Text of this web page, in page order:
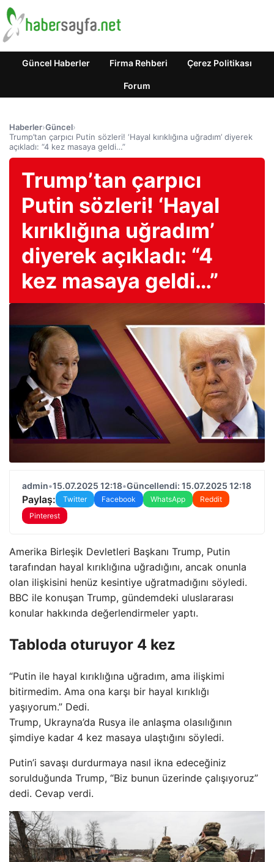
Güncel Haberler Firma Rehberi Çerez Politikası
Forum
Haberler›Güncel›
Trump’tan çarpıcı Putin sözleri! ‘Hayal kırıklığına uğradım’ diyerek
açıkladı: “4 kez masaya geldi…”
Trump’tan çarpıcı
Putin sözleri! ‘Hayal
kırıklığına uğradım’
diyerek açıkladı: “4
kez masaya geldi…”
admin•15.07.2025 12:18•Güncellendi: 15.07.2025 12:18
Paylaş: Twitter Facebook WhatsApp
Reddit
Pinterest
Amerika Birleşik Devletleri Başkanı Trump, Putin
tarafından hayal kırıklığına uğradığını, ancak onunla
olan ilişkisini henüz kesintiye uğratmadığını söyledi.
BBC ile konuşan Trump, gündemdeki uluslararası
konular hakkında değerlendirmeler yaptı.
Tabloda oturuyor 4 kez
“Putin ile hayal kırıklığına uğradım, ama ilişkimi
bitirmedim. Ama ona karşı bir hayal kırıklığı
yaşıyorum.” Dedi.
Trump, Ukrayna’da Rusya ile anlaşma olasılığının
şimdiye kadar 4 kez masaya ulaştığını söyledi.
Putin’i savaşı durdurmaya nasıl ikna edeceğiniz
sorulduğunda Trump, “Biz bunun üzerinde çalışıyoruz”
dedi. Cevap verdi.